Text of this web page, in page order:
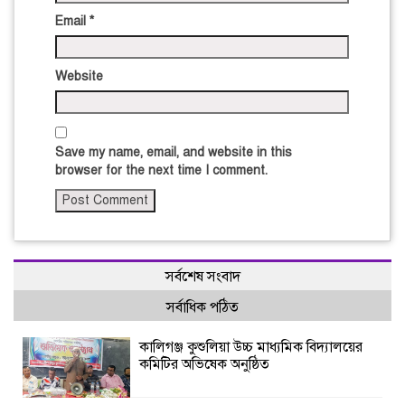
Email *
Website
Save my name, email, and website in this
browser for the next time I comment.
সর্বশেষ সংবাদ
সর্বাধিক পঠিত
কালিগঞ্জ কুশুলিয়া উচ্চ মাধ্যমিক বিদ্যালয়ের
কমিটির অভিষেক অনুষ্ঠিত